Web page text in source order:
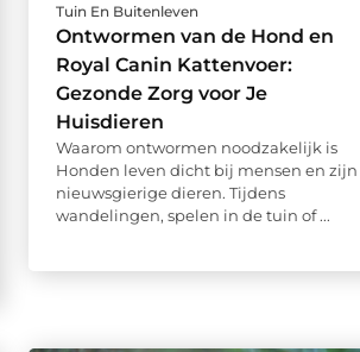
Tuin En Buitenleven
Ontwormen van de Hond en
Royal Canin Kattenvoer:
Gezonde Zorg voor Je
Huisdieren
Waarom ontwormen noodzakelijk is
Honden leven dicht bij mensen en zijn
nieuwsgierige dieren. Tijdens
wandelingen, spelen in de tuin of ...